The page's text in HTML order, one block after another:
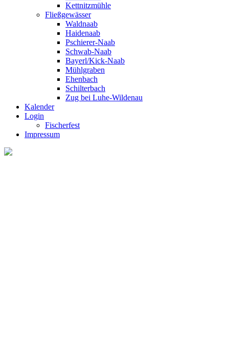
Kettnitzmühle
Fließgewässer
Waldnaab
Haidenaab
Pschierer-Naab
Schwab-Naab
Bayerl/Kick-Naab
Mühlgraben
Ehenbach
Schilterbach
Zug bei Luhe-Wildenau
Kalender
Login
Fischerfest
Impressum